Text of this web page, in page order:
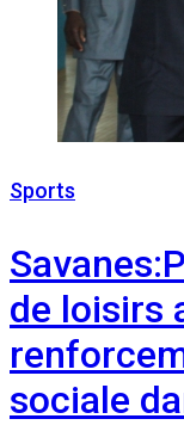
Sports
de loisirs
sociale